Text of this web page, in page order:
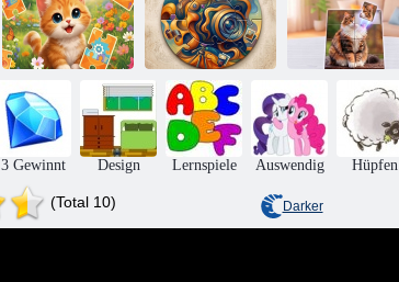
2020 Porsche
Cayenne GTS
Ausgefallene
Puzzles
Flugzeug-
Landebahn-
Puzzle
Jigsolitär-Puzzle
Abstraktionen,
entspannendes
rundes Puzzle
Jigsaw Live-
Foto
3 Gewinnt Design Lernspiele Auswendig Hüpfen
(Total 10) Darker